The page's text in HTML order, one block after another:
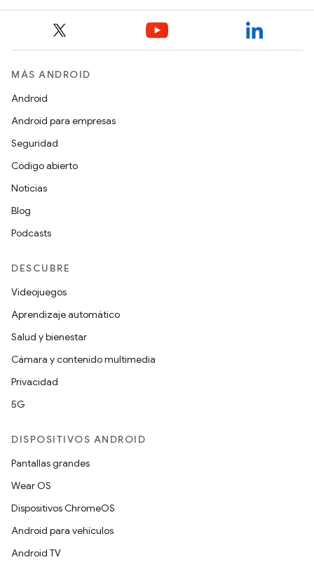
MÁS ANDROID
Android
Android para empresas
Seguridad
Código abierto
Noticias
Blog
Podcasts
DESCUBRE
Videojuegos
Aprendizaje automático
Salud y bienestar
Cámara y contenido multimedia
Privacidad
5G
DISPOSITIVOS ANDROID
Pantallas grandes
Wear OS
Dispositivos ChromeOS
Android para vehículos
Android TV